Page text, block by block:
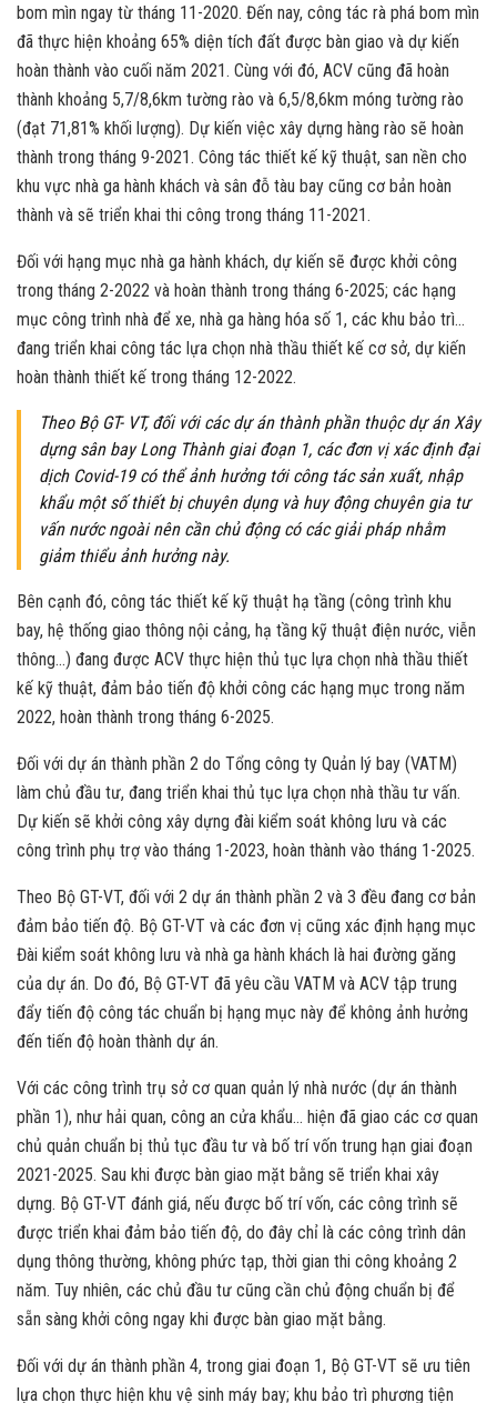
bom mìn ngay từ tháng 11-2020. Đến nay, công tác rà phá bom mìn
đã thực hiện khoảng 65% diện tích đất được bàn giao và dự kiến
hoàn thành vào cuối năm 2021. Cùng với đó, ACV cũng đã hoàn
thành khoảng 5,7/8,6km tường rào và 6,5/8,6km móng tường rào
(đạt 71,81% khối lượng). Dự kiến việc xây dựng hàng rào sẽ hoàn
thành trong tháng 9-2021. Công tác thiết kế kỹ thuật, san nền cho
khu vực nhà ga hành khách và sân đỗ tàu bay cũng cơ bản hoàn
thành và sẽ triển khai thi công trong tháng 11-2021.
Đối với hạng mục nhà ga hành khách, dự kiến sẽ được khởi công
trong tháng 2-2022 và hoàn thành trong tháng 6-2025; các hạng
mục công trình nhà để xe, nhà ga hàng hóa số 1, các khu bảo trì…
đang triển khai công tác lựa chọn nhà thầu thiết kế cơ sở, dự kiến
hoàn thành thiết kế trong tháng 12-2022.
Theo Bộ GT- VT, đối với các dự án thành phần thuộc dự án Xây
dựng sân bay Long Thành giai đoạn 1, các đơn vị xác định đại
dịch Covid-19 có thể ảnh hưởng tới công tác sản xuất, nhập
khẩu một số thiết bị chuyên dụng và huy động chuyên gia tư
vấn nước ngoài nên cần chủ động có các giải pháp nhằm
giảm thiểu ảnh hưởng này.
Bên cạnh đó, công tác thiết kế kỹ thuật hạ tầng (công trình khu
bay, hệ thống giao thông nội cảng, hạ tầng kỹ thuật điện nước, viễn
thông…) đang được ACV thực hiện thủ tục lựa chọn nhà thầu thiết
kế kỹ thuật, đảm bảo tiến độ khởi công các hạng mục trong năm
2022, hoàn thành trong tháng 6-2025.
Đối với dự án thành phần 2 do Tổng công ty Quản lý bay (VATM)
làm chủ đầu tư, đang triển khai thủ tục lựa chọn nhà thầu tư vấn.
Dự kiến sẽ khởi công xây dựng đài kiểm soát không lưu và các
công trình phụ trợ vào tháng 1-2023, hoàn thành vào tháng 1-2025.
Theo Bộ GT-VT, đối với 2 dự án thành phần 2 và 3 đều đang cơ bản
đảm bảo tiến độ. Bộ GT-VT và các đơn vị cũng xác định hạng mục
Đài kiểm soát không lưu và nhà ga hành khách là hai đường găng
của dự án. Do đó, Bộ GT-VT đã yêu cầu VATM và ACV tập trung
đẩy tiến độ công tác chuẩn bị hạng mục này để không ảnh hưởng
đến tiến độ hoàn thành dự án.
Với các công trình trụ sở cơ quan quản lý nhà nước (dự án thành
phần 1), như hải quan, công an cửa khẩu… hiện đã giao các cơ quan
chủ quản chuẩn bị thủ tục đầu tư và bố trí vốn trung hạn giai đoạn
2021-2025. Sau khi được bàn giao mặt bằng sẽ triển khai xây
dựng. Bộ GT-VT đánh giá, nếu được bố trí vốn, các công trình sẽ
được triển khai đảm bảo tiến độ, do đây chỉ là các công trình dân
dụng thông thường, không phức tạp, thời gian thi công khoảng 2
năm. Tuy nhiên, các chủ đầu tư cũng cần chủ động chuẩn bị để
sẵn sàng khởi công ngay khi được bàn giao mặt bằng.
Đối với dự án thành phần 4, trong giai đoạn 1, Bộ GT-VT sẽ ưu tiên
lựa chọn thực hiện khu vệ sinh máy bay; khu bảo trì phương tiện